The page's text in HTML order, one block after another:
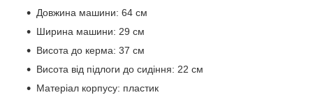
Довжина машини: 64 см
Ширина машини: 29 см
Висота до керма: 37 см
Висота від підлоги до сидіння: 22 см
Матеріал корпусу: пластик